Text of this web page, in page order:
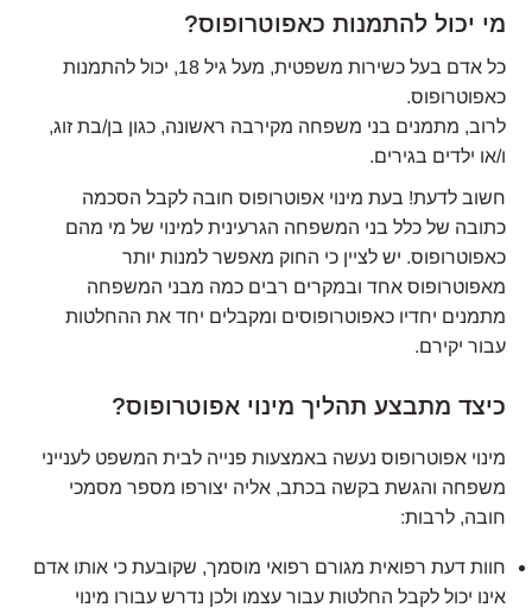
מי יכול להתמנות כאפוטרופוס?
כל אדם בעל כשירות משפטית, מעל גיל 18, יכול להתמנות
כאפוטרופוס.
לרוב, מתמנים בני משפחה מקירבה ראשונה, כגון בן/בת זוג,
ו/או ילדים בגירים.
חשוב לדעת! בעת מינוי אפוטרופוס חובה לקבל הסכמה
כתובה של כלל בני המשפחה הגרעינית למינוי של מי מהם
כאפוטרופוס. יש לציין כי החוק מאפשר למנות יותר
מאפוטרופוס אחד ובמקרים רבים כמה מבני המשפחה
מתמנים יחדיו כאפוטרופוסים ומקבלים יחד את ההחלטות
עבור יקירם.
כיצד מתבצע תהליך מינוי אפוטרופוס?
מינוי אפוטרופוס נעשה באמצעות פנייה לבית המשפט לענייני
משפחה והגשת בקשה בכתב, אליה יצורפו מספר מסמכי
חובה, לרבות:
חוות דעת רפואית מגורם רפואי מוסמך, שקובעת כי אותו אדם
אינו יכול לקבל החלטות עבור עצמו ולכן נדרש עבורו מינוי